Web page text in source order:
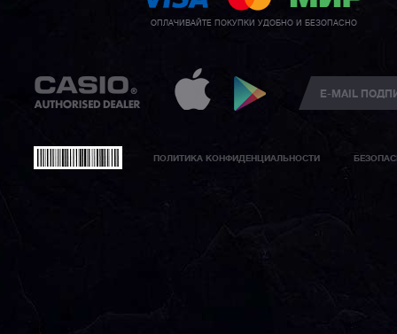
ОПЛАЧИВАЙТЕ ПОКУПКИ УДОБНО И БЕЗОПАСНО
ПОЛИТИКА КОНФИДЕНЦИАЛЬНОСТИ